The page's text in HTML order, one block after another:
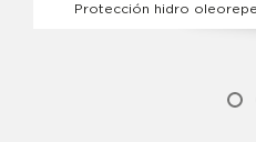
Protección hidro